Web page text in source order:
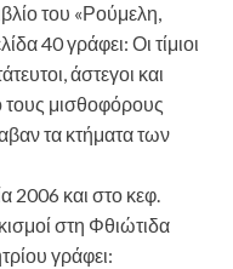
του «Ρούμελη,
40 γράφει: Οι τίμιοι
άστεγοι και
τους μισθοφόρους
τα κτήματα των
2006 και στο κεφ.
στη Φθιώτιδα
γράφει: